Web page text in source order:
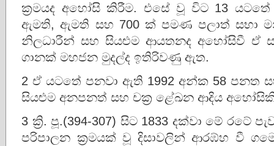
ක්‍රමයද අහෝසි කිරීම. එසේ වූ විට 13
ඇමති, ඇමති සහ 700 ක් පමණ පලාත් සභා
නිලධාරීන් සහ සියළුම ආයතනද අහෝසිවී ඒ
ගානක් මහජන මුදල්ද ඉතිරිවණු ඇත.
2 ඒ යටතේ පනවා ඇති 1992 අන්ක 58 පනත
සියළුම අනපනත් සහ චක්‍ර ළේඛන ආදිය
3 ක්‍රි. පූ.(394-307) සිට 1833 දක්වා මේ
පරිපාලන ක්‍රමයක් වූ දිසාවලින් ආරඹ්හ වී